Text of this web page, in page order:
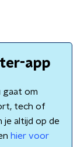
app
gaat om
tech of
je altijd op de
hier voor